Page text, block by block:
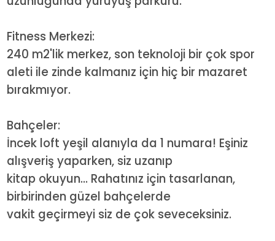
Fitness Merkezi:
240 m2'lik merkez, son teknoloji bir çok spor
aleti ile zinde kalmanız için hiç bir mazaret
bırakmıyor.
Bahçeler:
İncek loft yeşil alanıyla da 1 numara! Eşiniz
alışveriş yaparken, siz uzanıp
kitap okuyun... Rahatınız için tasarlanan,
birbirinden güzel bahçelerde
vakit geçirmeyi siz de çok seveceksiniz.